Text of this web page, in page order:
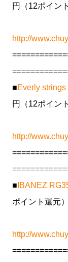
円（12ポイン
http://
■Everly
円（12ポイン
http://
■ IBANEZ
ポイント還元）
http://